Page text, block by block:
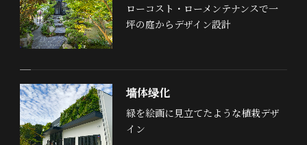
ローコスト・ローメンテナンスで一
坪の庭からデザイン設計
墙体绿化
緑を絵画に見立てたような植栽デザ
イン